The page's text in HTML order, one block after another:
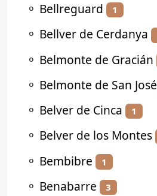
⚬ Bellreguard 1
⚬ Bellver de Cerdanya
⚬ Belmonte de Gracián
⚬ Belmonte de San José
⚬ Belver de Cinca 1
⚬ Belver de los Montes
⚬ Bembibre 1
⚬ Benabarre 3